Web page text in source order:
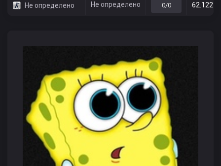
Не определено Не определено 0/0